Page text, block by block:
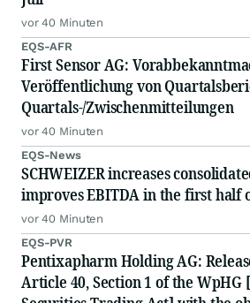
vor 40 Minuten
EQS-AFR
First Sensor AG:
Veröffentlichung von
Quartals-/Zwischenmitteilungen
vor 40 Minuten
EQS-News
SCHWEIZER increases
improves EBITDA in the first half
vor 40 Minuten
EQS-PVR
Pentixapharm Holding AG:
Article 40, Section 1 of the WpHG